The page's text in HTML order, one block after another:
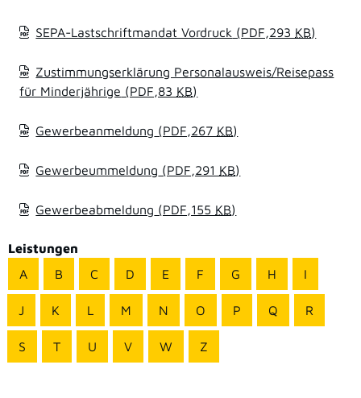
SEPA-Lastschriftmandat Vordruck (PDF,293 KB)
Zustimmungserklärung Personalausweis/Reisepass
für Minderjährige (PDF,83 KB)
Gewerbeanmeldung (PDF,267 KB)
Gewerbeummeldung (PDF,291 KB)
Gewerbeabmeldung (PDF,155 KB)
Leistungen
A
B C D E F G H I
J K L M N O P Q R
S T U V W Z